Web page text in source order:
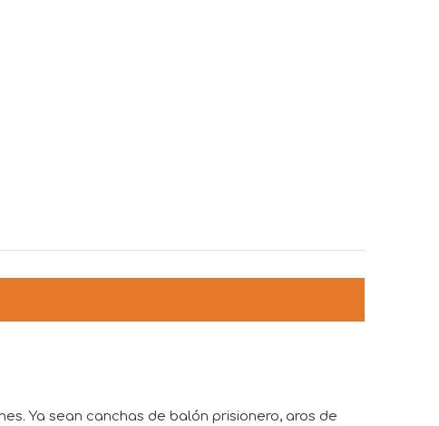
Ya sean canchas de balón prisionero, aros de